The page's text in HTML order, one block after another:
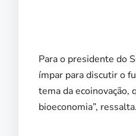
Para o presidente do
ímpar para discutir o
tema da ecoinovação,
bioeconomia”, ressalta.